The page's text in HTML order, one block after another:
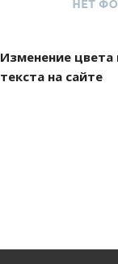
Изменение
текста на сайте